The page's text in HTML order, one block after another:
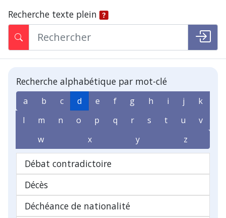
Recherche texte plein
Recherche alphabétique par mot-clé
a b c d e f g h i j
k
l
m n o p q r s t u
v
w
x y z
Débat contradictoire
Décès
Déchéance de nationalité